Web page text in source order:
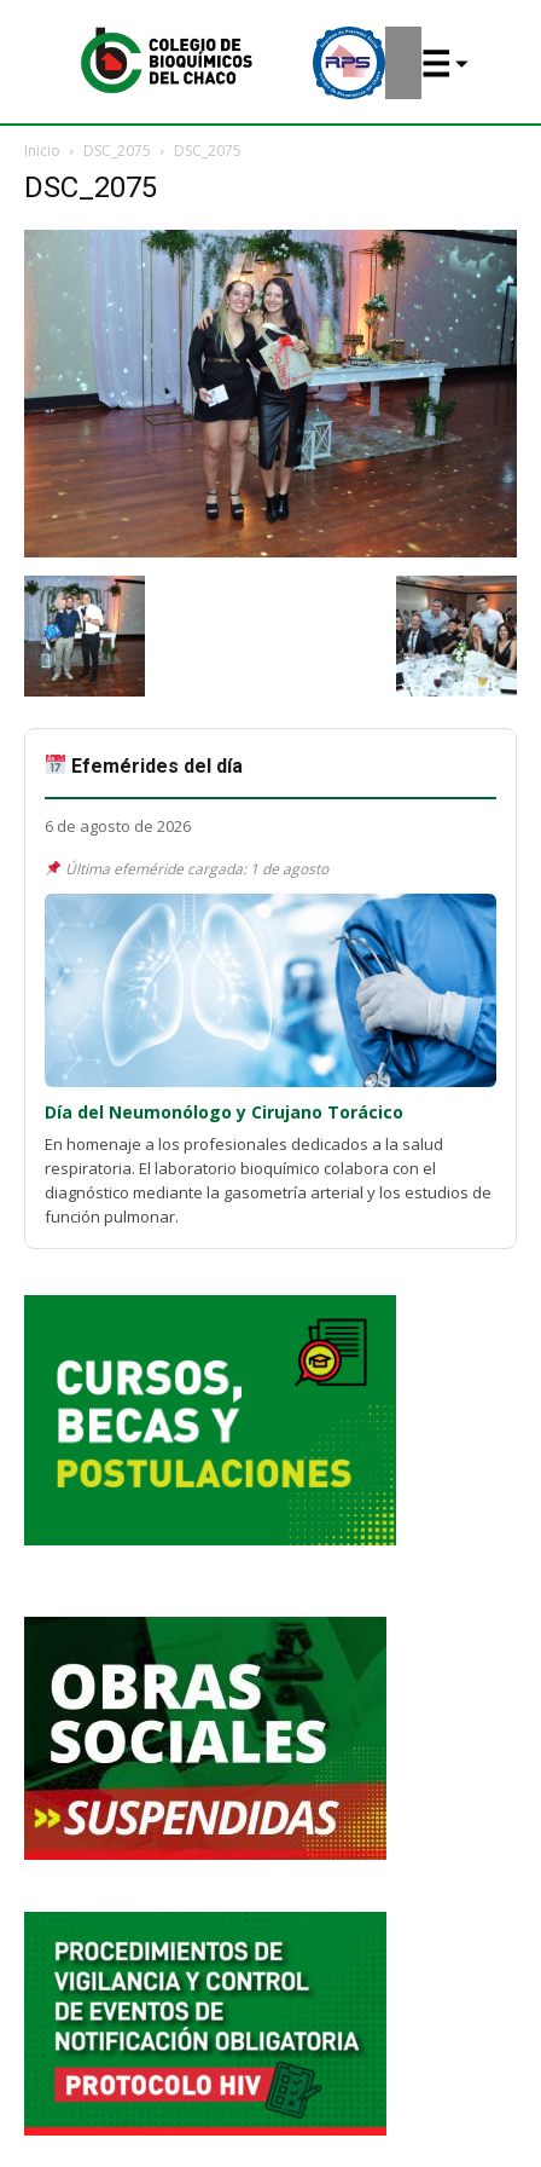
Inicio DSC_2075 DSC_2075
DSC_2075
Efemérides del día
6 de agosto de 2026
Última efeméride cargada: 1 de agosto
Día del Neumonólogo y Cirujano Torácico
En homenaje a los profesionales dedicados a la salud
respiratoria. El laboratorio bioquímico colabora con el
diagnóstico mediante la gasometría arterial y los estudios de
función pulmonar.